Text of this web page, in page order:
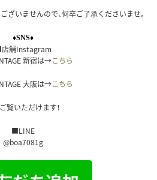
ざいませんので、何卒ご了承くださいませ。
♦SNS♦
舗Instagram
新宿は→こちら
大阪は→こちら
覧いただけます！
■LINE
@boa7081g